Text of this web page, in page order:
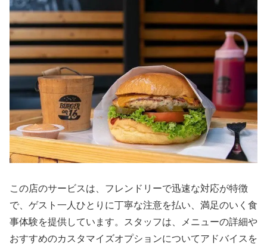
この店のサービスは、フレンドリーで迅速な対応が特徴
で、ゲスト一人ひとりに丁寧な注意を払い、満足のいく食
事体験を提供しています。スタッフは、メニューの詳細や
おすすめのカスタマイズオプションについてアドバイスを